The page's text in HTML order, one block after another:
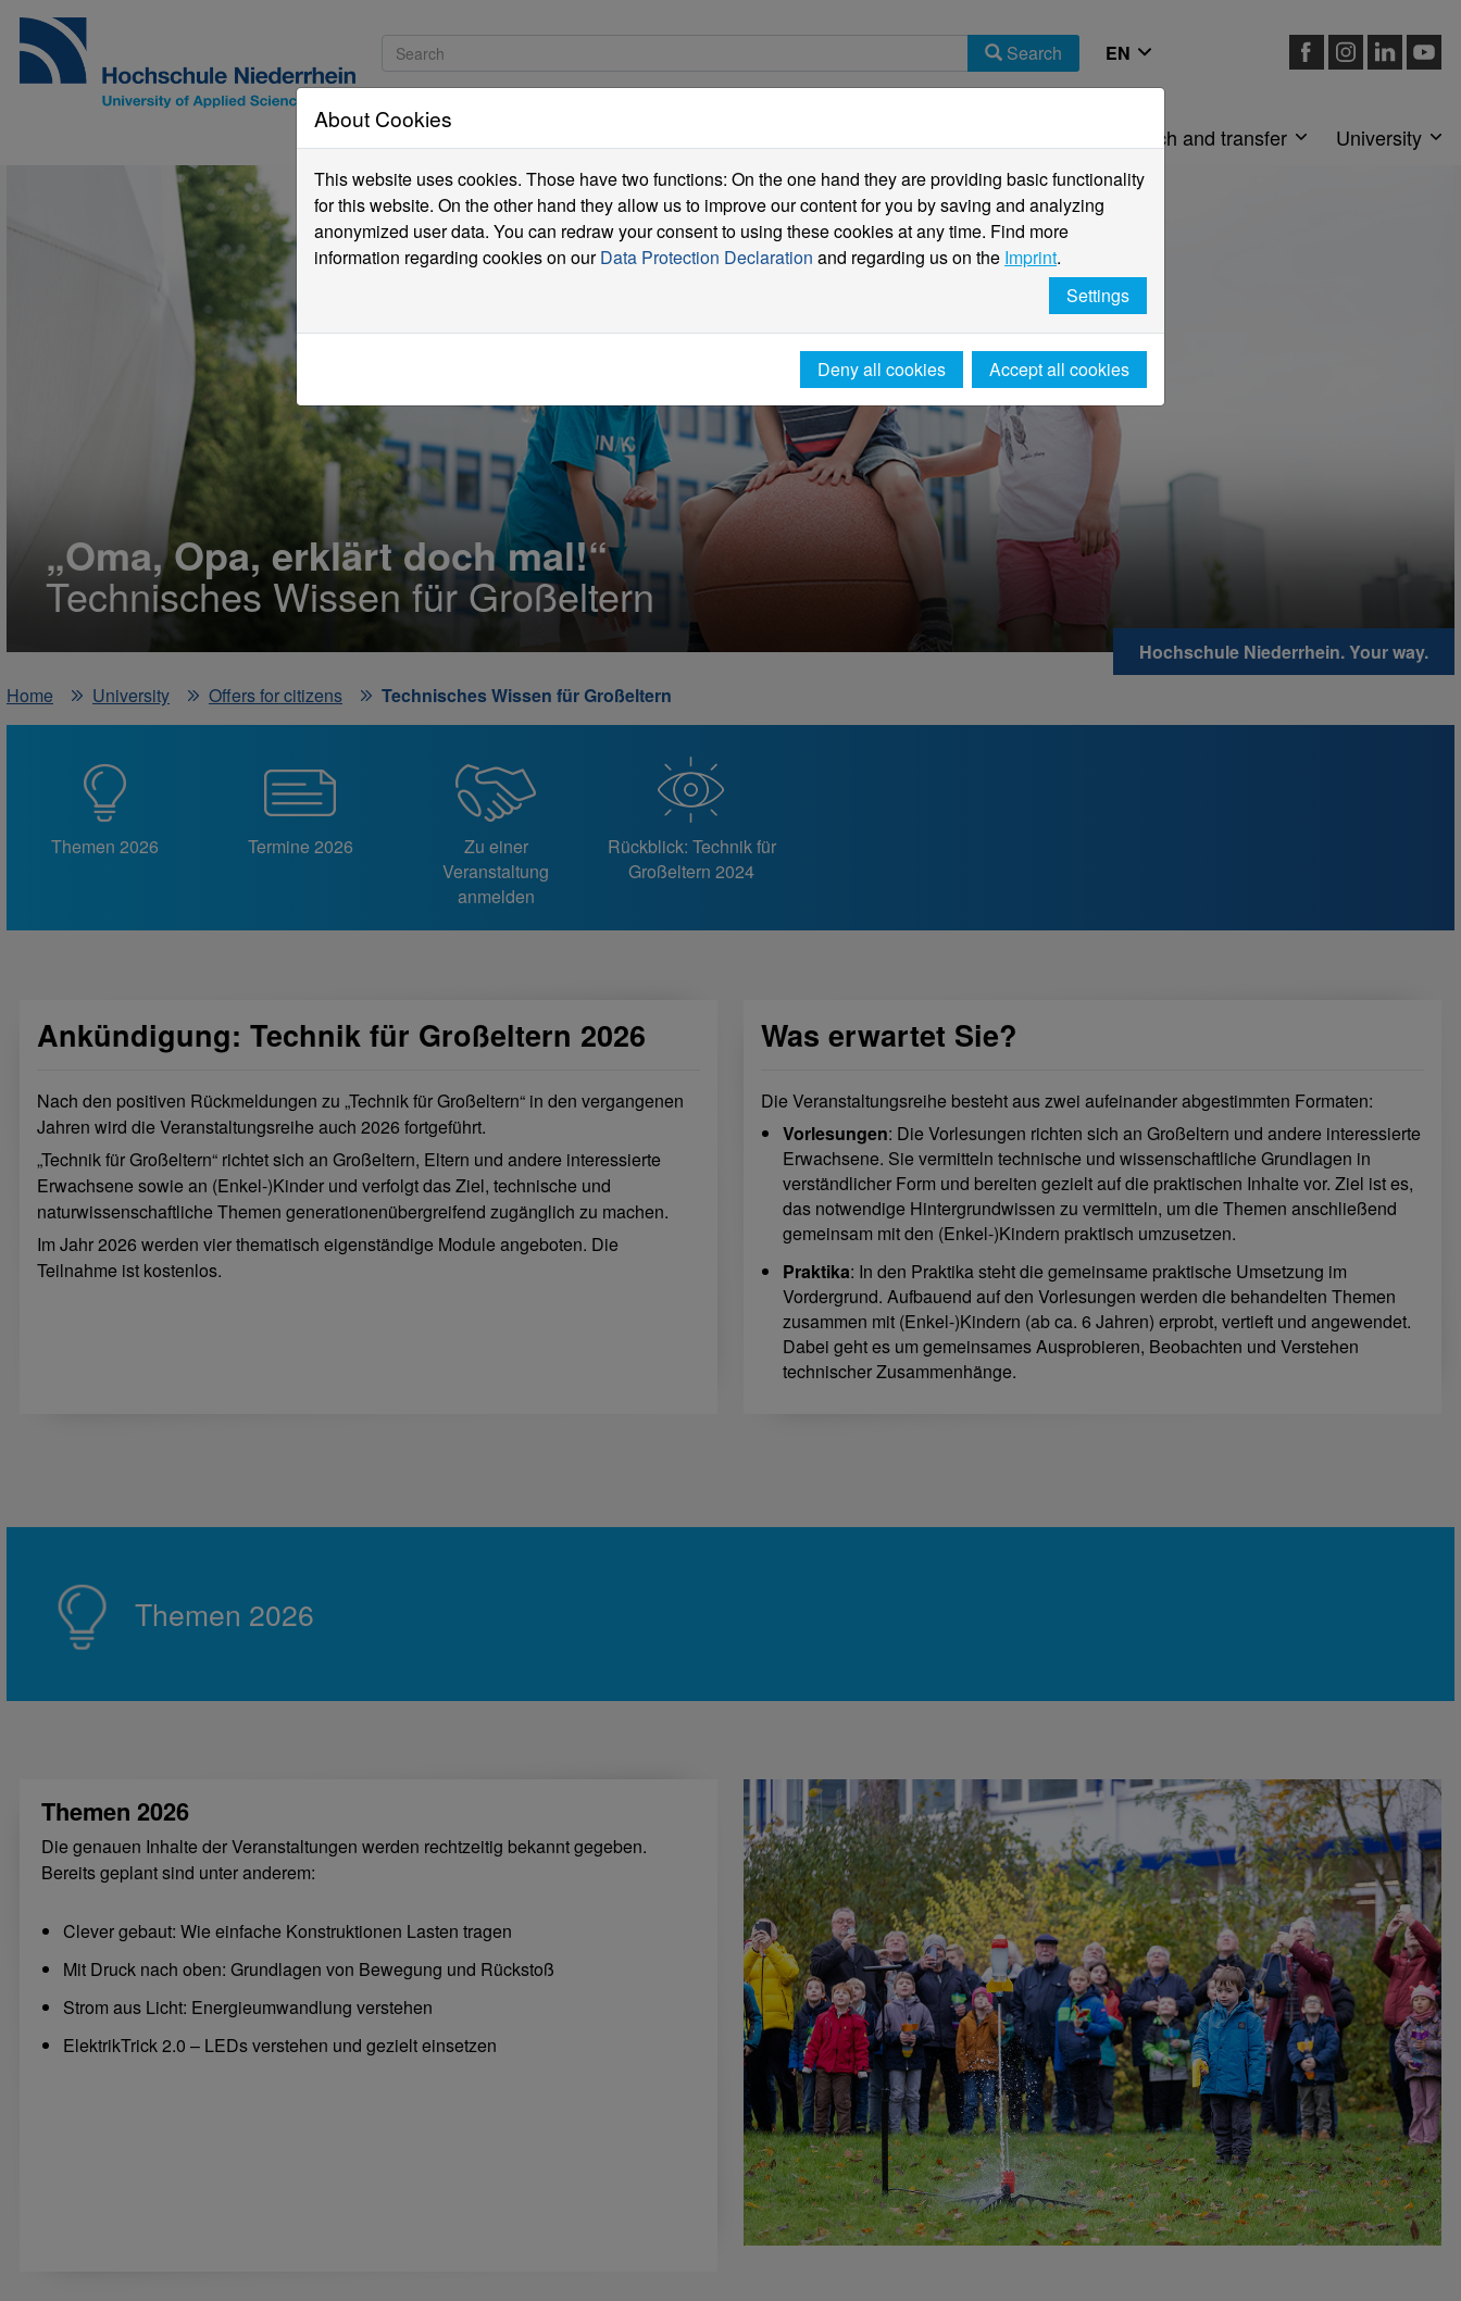
Search
Research and transfer University
„Oma, Opa, erklärt doch mal!“
Technisches Wissen für Großeltern
Hochschule Niederrhein. Your way.
Home
University Offers for citizens Technisches Wissen für Großeltern
Themen 2026 Termine 2026
Zu einer
Veranstaltung
anmelden
Rückblick: Technik für
Großeltern 2024
Ankündigung: Technik für Großeltern 2026
Nach den positiven Rückmeldungen zu „Technik für Großeltern“ in den vergangenen
Jahren wird die Veranstaltungsreihe auch 2026 fortgeführt.
„Technik für Großeltern“ richtet sich an Großeltern, Eltern und andere interessierte
Erwachsene sowie an (Enkel-)Kinder und verfolgt das Ziel, technische und
naturwissenschaftliche Themen generationenübergreifend zugänglich zu machen.
Im Jahr 2026 werden vier thematisch eigenständige Module angeboten. Die
Teilnahme ist kostenlos.
Was erwartet Sie?
Die Veranstaltungsreihe besteht aus zwei aufeinander abgestimmten Formaten:
Vorlesungen: Die Vorlesungen richten sich an Großeltern und andere interessierte
Erwachsene. Sie vermitteln technische und wissenschaftliche Grundlagen in
verständlicher Form und bereiten gezielt auf die praktischen Inhalte vor. Ziel ist es,
das notwendige Hintergrundwissen zu vermitteln, um die Themen anschließend
gemeinsam mit den (Enkel-)Kindern praktisch umzusetzen.
Praktika: In den Praktika steht die gemeinsame praktische Umsetzung im
Vordergrund. Aufbauend auf den Vorlesungen werden die behandelten Themen
zusammen mit (Enkel-)Kindern (ab ca. 6 Jahren) erprobt, vertieft und angewendet.
Dabei geht es um gemeinsames Ausprobieren, Beobachten und Verstehen
technischer Zusammenhänge.
Themen 2026
Themen 2026
Die genauen Inhalte der Veranstaltungen werden rechtzeitig bekannt gegeben.
Bereits geplant sind unter anderem:
Clever gebaut: Wie einfache Konstruktionen Lasten tragen
Mit Druck nach oben: Grundlagen von Bewegung und Rückstoß
Strom aus Licht: Energieumwandlung verstehen
ElektrikTrick 2.0 – LEDs verstehen und gezielt einsetzen
About Cookies
This website uses cookies. Those have two functions: On the one hand they are providing basic functionality
for this website. On the other hand they allow us to improve our content for you by saving and analyzing
anonymized user data. You can redraw your consent to using these cookies at any time. Find more
information regarding cookies on ourData Protection Declaration and regarding us on the Imprint.
Settings
Deny all cookies Accept all cookies